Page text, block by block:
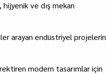
ve dış mekan
arayan endüstriyel projelerin
modern tasarımlar için